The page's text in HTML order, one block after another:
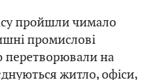
пройшли чимало
промислові
перетворювали на
житло, офіси,